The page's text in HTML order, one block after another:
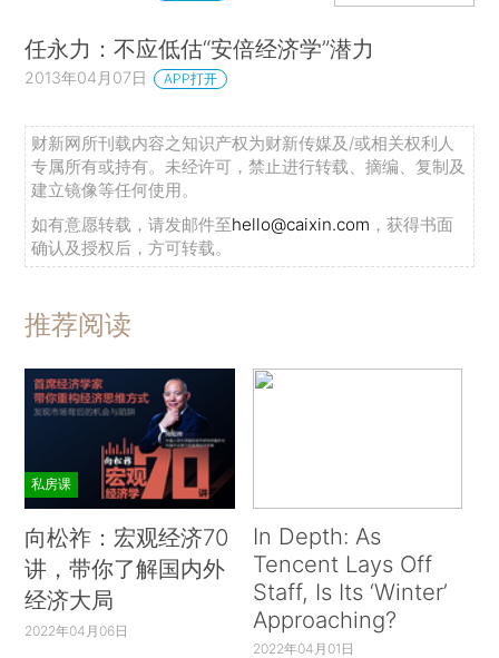
任永力：不应低估“安倍经济学”潜力
2013年04月07日 APP打开
财新网所刊载内容之知识产权为财新传媒及/或相关权利人
专属所有或持有。未经许可，禁止进行转载、摘编、复制及
建立镜像等任何使用。
如有意愿转载，请发邮件至hello@caixin.com ，获得书面
确认及授权后，方可转载。
推荐阅读
私房课
向松祚：宏观经济70
讲，带你了解国内外
经济大局
2022年04月06日
In Depth: As
Tencent Lays Off
Staff, Is Its ‘Winter’
Approaching?
2022年04月01日